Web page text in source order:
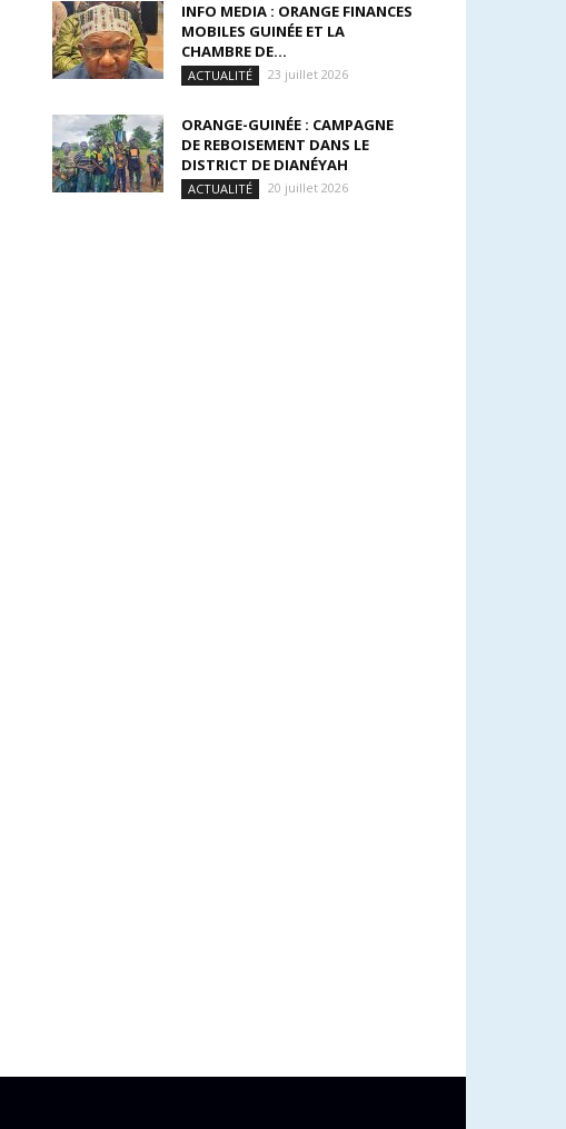
INFO MEDIA : ORANGE FINANCES
MOBILES GUINÉE ET LA
CHAMBRE DE...
ACTUALITÉ 23 juillet 2026
ORANGE-GUINÉE : CAMPAGNE
DE REBOISEMENT DANS LE
DISTRICT DE DIANÉYAH
ACTUALITÉ 20 juillet 2026